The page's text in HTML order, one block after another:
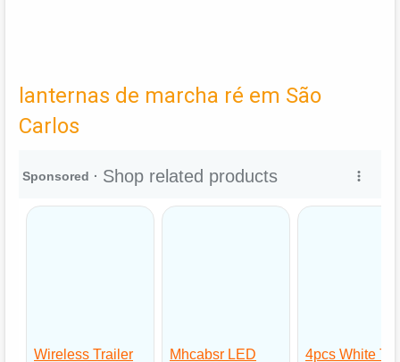
lanternas de marcha ré em São
Carlos